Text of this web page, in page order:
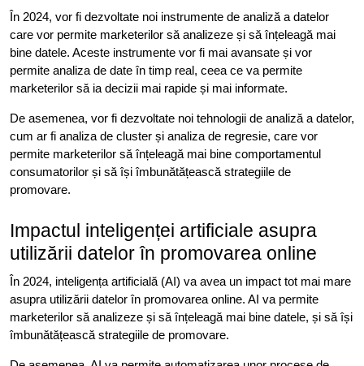
În 2024, vor fi dezvoltate noi instrumente de analiză a datelor
care vor permite marketerilor să analizeze și să înțeleagă mai
bine datele. Aceste instrumente vor fi mai avansate și vor
permite analiza de date în timp real, ceea ce va permite
marketerilor să ia decizii mai rapide și mai informate.
De asemenea, vor fi dezvoltate noi tehnologii de analiză a datelor,
cum ar fi analiza de cluster și analiza de regresie, care vor
permite marketerilor să înțeleagă mai bine comportamentul
consumatorilor și să își îmbunătățească strategiile de
promovare.
Impactul inteligenței artificiale asupra
utilizării datelor în promovarea online
În 2024, inteligența artificială (AI) va avea un impact tot mai mare
asupra utilizării datelor în promovarea online. AI va permite
marketerilor să analizeze și să înțeleagă mai bine datele, și să își
îmbunătățească strategiile de promovare.